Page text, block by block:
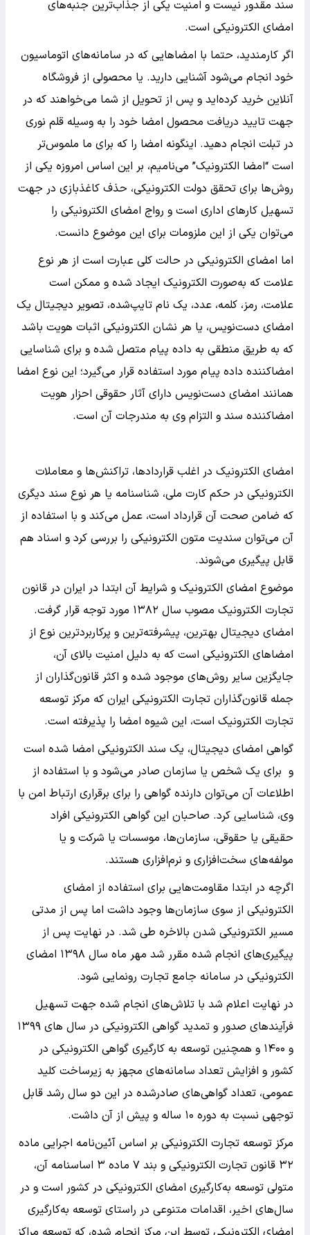
سند مقدور نیست و امنیت یکی از جذاب‌ترین جنبه‌های
امضای الکترونیکی است.
اگر کارمندید، حتما با امضاهایی که در سامانه‌های اتوماسیون
خود انجام می‌شود آشنایی دارید. یا محصولی از فروشگاه
آنلاین خرید کرده‌اید و پس از تحویل از شما می‌خواهند که در
جهت تایید دریافت محصول امضا خود را به وسیله قلم نوری
در تبلت انجام دهید. اینگونه امضا را که برای ما ملموس‌تر
است “امضا الکترونیک” می‌نامیم، بر این اساس امروزه یکی از
روش‌ها برای تحقق دولت الکترونیکی، حذف کاغذبازی در جهت
تسهیل کارهای اداری است و رواج امضای الکترونیکی را
می‌توان یکی از این ملزومات برای این موضوع دانست.
اما امضای الکترونیکی در حالت کلی عبارت است از هر نوع
علامت که به‌صورت الکترونیک ایجاد شده و ممکن است
علامت، رمز، کلمه، عدد، یک نام تایپ‌شده، تصویر دیجیتال یک
امضای دست‌نویس، یا هر نشان الکترونیکی اثبات هویت باشد
که به طریق منطقی به داده پیام متصل شده و برای شناسایی
امضاکننده داده پیام مورد استفاده قرار می‌گیرد؛ این نوع امضا
همانند امضای دست‌نویس دارای آثار حقوقی احزار هویت
امضاکننده سند و التزام وی به مندرجات آن است.
امضای الکترونیک در اغلب قراردادها، تراکنش‌ها و معاملات
الکترونیکی در حکم کارت ملی، شناسنامه یا هر نوع سند دیگری
که ضامن صحت آن قرارداد است، عمل می‌کند و با استفاده از
آن می‌توان سندیت متون الکترونیکی را بررسی کرد و اسناد هم
قابل پیگیری می‌شوند.
موضوع امضای الکترونیک و شرایط آن ابتدا در ایران در قانون
تجارت الکترونیک مصوب سال ۱۳۸۲ مورد توجه قرار گرفت.
امضای دیجیتال بهترین، پیشرفته‌ترین و پرکاربردترین نوع از
امضاهای الکترونیکی است که به دلیل امنیت بالای آن،
جایگزین سایر روش‌های موجود شده و اکثر قانون‌گذاران از
جمله قانون‌گذاران تجارت الکترونیکی ایران که مرکز توسعه
تجارت الکترونیک است، این شیوه امضا را پذیرفته است.
گواهی امضای دیجیتال، یک سند الکترونیکی امضا شده است
و برای یک شخص یا سازمان صادر می‌شود و با استفاده از
اطلاعات آن می‌توان دارنده گواهی را برای برقراری ارتباط امن با
وی، شناسایی کرد. صاحبان این گواهی الکترونیکی افراد
حقیقی یا حقوقی، سازمان‌ها، موسسات یا شرکت و یا
مولفه‌های سخت‌افزاری و نرم‌افزاری هستند.
اگرچه در ابتدا مقاومت‌هایی برای استفاده از امضای
الکترونیکی از سوی سازمان‌ها وجود داشت اما پس از مدتی
مسیر الکترونیکی شدن بالاخره طی شد. در نهایت پس از
پیگیری‌های انجام شده مقرر شد مهر ماه سال ۱۳۹۸ امضای
الکترونیکی در سامانه جامع تجارت رونمایی شود.
در نهایت اعلام شد با تلاش‌های انجام شده جهت تسهیل
فرآیندهای صدور و تمدید گواهی الکترونیکی در سال های ۱۳۹۹
و ۱۴۰۰ و همچنین توسعه به کارگیری گواهی الکترونیکی در
کشور و افزایش تعداد سامانه‌های مجهز به زیرساخت کلید
عمومی، تعداد گواهی‌های صادرشده در این دو سال رشد قابل
توجهی نسبت به دوره ۱۰ ساله و پیش از آن داشت.
مرکز توسعه تجارت الکترونیکی بر اساس آئین‌نامه اجرایی ماده
۳۲ قانون تجارت الکترونیکی و بند ۷ ماده ۳ اساسنامه آن،
متولی توسعه به‌کارگیری امضای الکترونیکی در کشور است و در
سال‌های اخیر، اقدامات متنوعی در راستای توسعه به‌کارگیری